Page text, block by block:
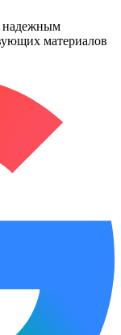
надежным
материалов